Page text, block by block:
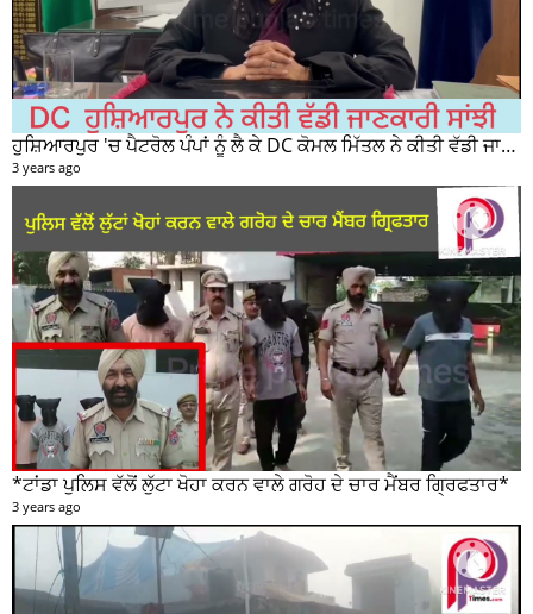
ਹੁਸ਼ਿਆਰਪੁਰ 'ਚ ਪੈਟਰੋਲ ਪੰਪਾਂ ਨੂੰ ਲੈ ਕੇ DC ਕੋਮਲ ਮਿੱਤਲ ਨੇ ਕੀਤੀ ਵੱਡੀ ਜਾਣਕਾਰੀ ਸਾਂਝੀ
3 years ago
*ਟਾਂਡਾ ਪੁਲਿਸ ਵੱਲੋਂ ਲੁੱਟਾ ਖੋਹਾ ਕਰਨ ਵਾਲੇ ਗਰੋਹ ਦੇ ਚਾਰ ਮੈਂਬਰ ਗ੍ਰਿਫਤਾਰ*
3 years ago